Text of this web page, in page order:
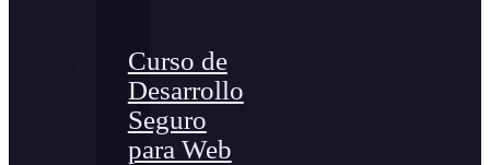
Curso de
Desarrollo
Seguro
para Web